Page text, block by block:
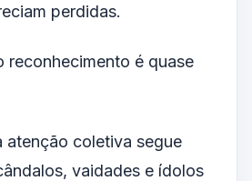
perdidas.
reconhecimento é quase
atenção coletiva segue
vaidades e ídolos